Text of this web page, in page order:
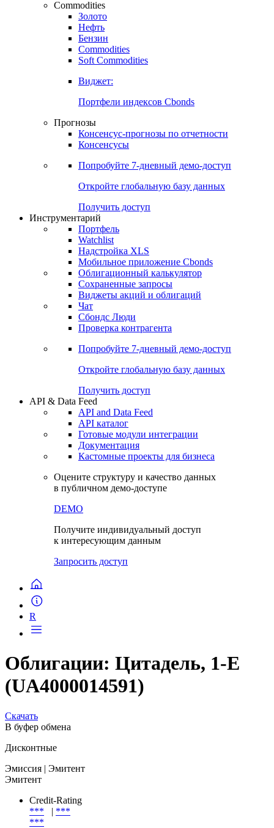
Commodities
Золото
Нефть
Бензин
Commodities
Soft Commodities
Виджет:
Портфели индексов Cbonds
Прогнозы
Консенсус-прогнозы по отчетности
Консенсусы
Попробуйте 7-дневный демо-доступ
Откройте глобальную базу данных
Получить доступ
Инструментарий
Портфель
Watchlist
Надстройка XLS
Мобильное приложение Cbonds
Облигационный калькулятор
Сохраненные запросы
Виджеты акций и облигаций
Чат
Сбондс Люди
Проверка контрагента
Попробуйте 7-дневный демо-доступ
Откройте глобальную базу данных
Получить доступ
API & Data Feed
API and Data Feed
API каталог
Готовые модули интеграции
Документация
Кастомные проекты для бизнеса
Оцените структуру и качество данных
в публичном демо-доступе
DEMO
Получите индивидуальный доступ
к интересующим данным
Запросить доступ
R
Облигации: Цитадель, 1-E
(UA4000014591)
Скачать
В буфер обмена
Дисконтные
Эмиссия | Эмитент
Эмитент
Credit-Rating
***
| ***
***